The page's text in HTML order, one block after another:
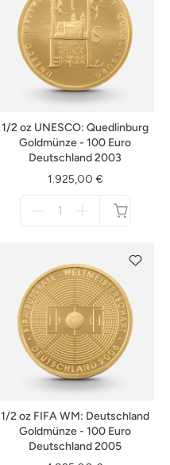
1/2 oz UNESCO: Quedlinburg
Goldmünze - 100 Euro
Deutschland 2003
1.925,00 €
1/2 oz FIFA WM: Deutschland
Goldmünze - 100 Euro
Deutschland 2005